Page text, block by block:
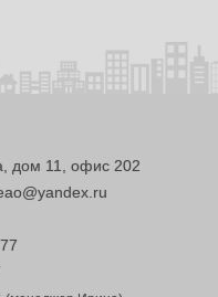
дом 11, офис 202